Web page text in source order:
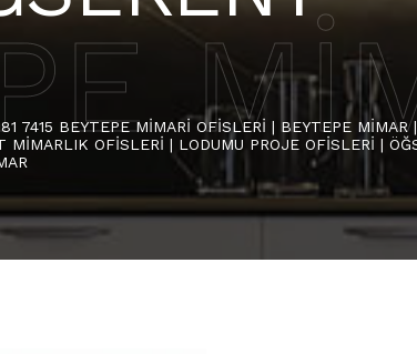
7415 BEYTEPE MİMARİ OFİSLERİ | BEYTEPE MİMAR
OFİSLERİ | LODUMU PROJE OFİSLERİ |